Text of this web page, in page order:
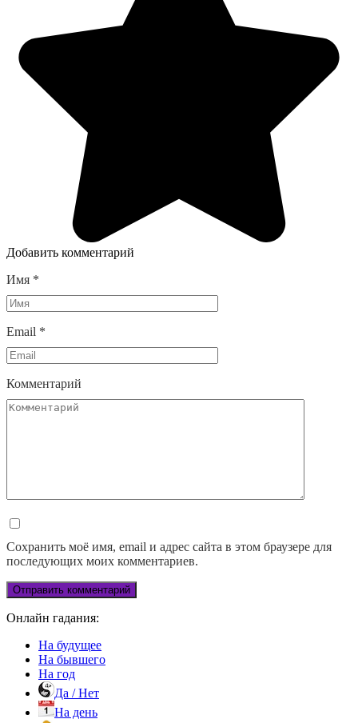
Добавить комментарий
Имя *
Email *
Комментарий
Сохранить моё имя, email и адрес сайта в этом браузере для
последующих моих комментариев.
Онлайн гадания:
На будущее
На бывшего
На год
Да / Нет
На день